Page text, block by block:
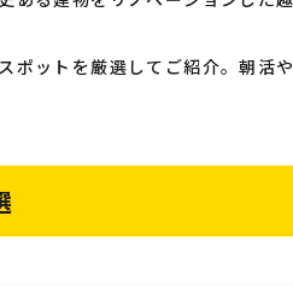
ポットを厳選してご紹介。朝活